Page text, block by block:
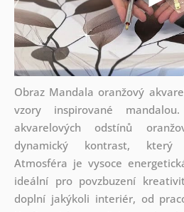
Obraz Mandala oranžový
vzory inspirované
akvarelových odstínů
dynamický kontrast, který
Atmosféra je vysoce
ideální pro povzbuzení
doplní jakýkoli interiér, od